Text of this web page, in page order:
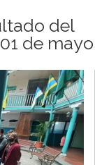
del
de mayo